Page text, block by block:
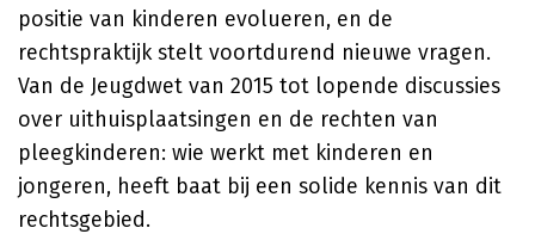
positie van kinderen evolueren, en de
rechtspraktijk stelt voortdurend nieuwe vragen.
Van de Jeugdwet van 2015 tot lopende discussies
over uithuisplaatsingen en de rechten van
pleegkinderen: wie werkt met kinderen en
jongeren, heeft baat bij een solide kennis van dit
rechtsgebied.